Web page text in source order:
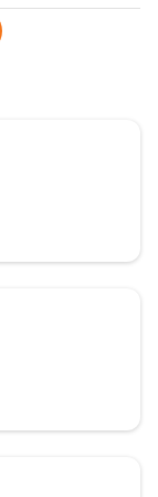
gezwungen,
des
endete
und
der
der Zweite
um. Es starben
vermisst.
Ortsansässigen
des